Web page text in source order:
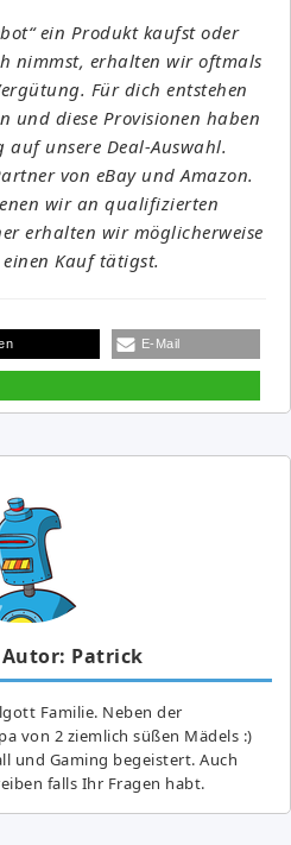
ein Produkt kaufst oder
nimmst, erhalten wir oftmals
Für dich entstehen
und diese Provisionen haben
unsere Deal-Auswahl.
von eBay und Amazon.
wir an qualifizierten
erhalten wir möglicherweise
Kauf tätigst.
E-Mail
Autor: Patrick
Familie. Neben der
von 2 ziemlich süßen Mädels :)
und Gaming begeistert. Auch
falls Ihr Fragen habt.